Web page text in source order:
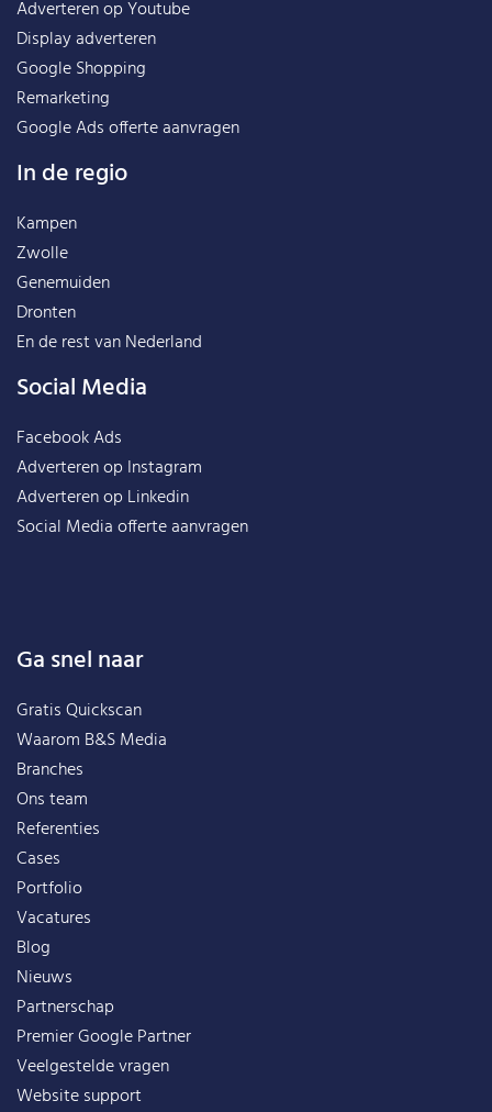
Adverteren op Youtube
Display adverteren
Google Shopping
Remarketing
Google Ads offerte aanvragen
In de regio
Kampen
Zwolle
Genemuiden
Dronten
En de rest vanNederland
Social Media
Facebook Ads
Adverteren op Instagram
Adverteren op Linkedin
Social Media offerte aanvragen
Ga snel naar
Gratis Quickscan
Waarom B&S Media
Branches
Ons team
Referenties
Cases
Portfolio
Vacatures
Blog
Nieuws
Partnerschap
Premier Google Partner
Veelgestelde vragen
Website support